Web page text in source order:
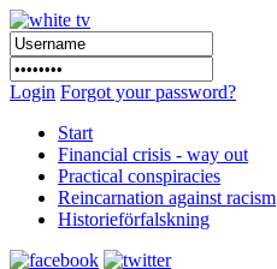
Login Forgot your password?
Start
Financial crisis - way out
Practical conspiracies
Reincarnation against racism
Historieförfalskning